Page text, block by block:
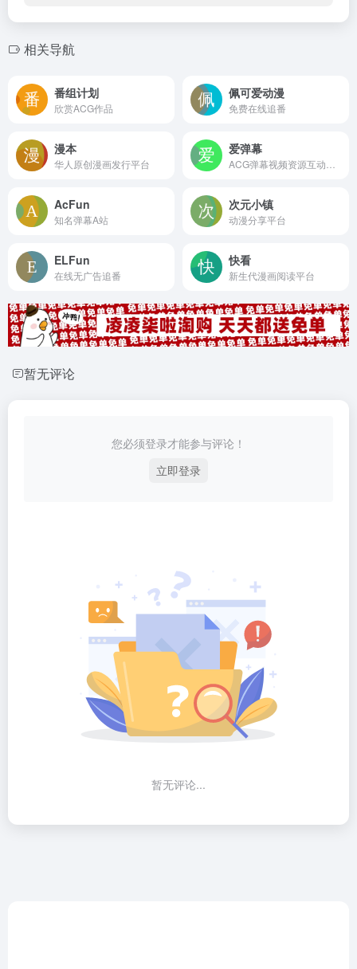
相关导航
番组计划
欣赏ACG作品
佩可爱动漫
免费在线追番
漫本
华人原创漫画发行平台
爱弹幕
AcFun
知名弹幕A站
次元小镇
动漫分享平台
ELFun
在线无广告追番
快看
新生代漫画阅读平台
暂无评论
您必须登录才能参与评论！
立即登录
暂无评论...